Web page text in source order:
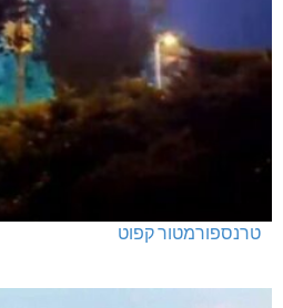
טרנספורמטור קפוט